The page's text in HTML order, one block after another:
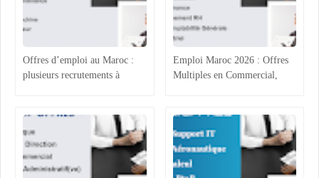
Offres d’emploi au Maroc :
plusieurs recrutements à
Emploi Maroc 2026 : Offres
Multiples en Commercial,